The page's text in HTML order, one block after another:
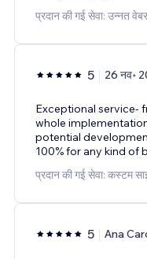
प्रदान की गई सेवा: उन्नत
5 26 नव॰
Exceptional service-
whole
potential
100% for any kind of
प्रदान की गई सेवा: कस्टम
5 Ana